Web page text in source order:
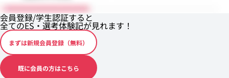
会員登録/学生認証すると
全てのES・選考体験記が見れます！
まずは新規会員登録（無料）
既に会員の方はこちら